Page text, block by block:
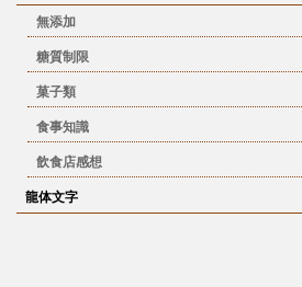
無添加
糖質制限
菓子類
食事知識
飲食店感想
龍体文字